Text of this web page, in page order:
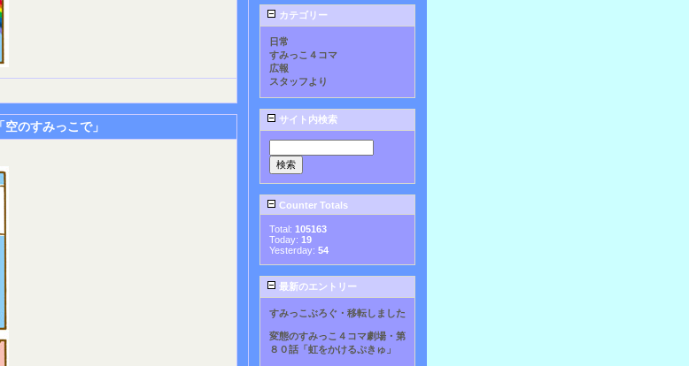
のすみっこで」
カテゴリー
日常
すみっこ４コマ
広報
スタッフより
サイト内検索
Counter Totals
Total: 105163
Today: 19
Yesterday: 54
最新のエントリー
すみっこぶろぐ・移転しました
変態のすみっこ４コマ劇場・第
８０話「虹をかけるぷきゅ」